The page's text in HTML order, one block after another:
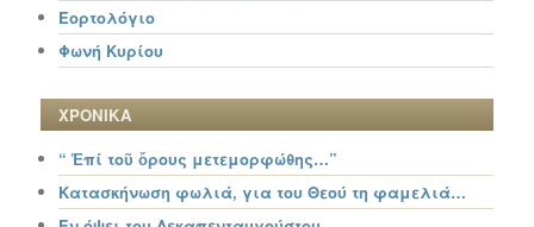
Εορτολόγιο
Φωνή Κυρίου
ΧΡΟΝΙΚΑ
“ Ἐπί τοῦ ὄρους μετεμορφώθης…”
Κατασκήνωση φωλιά, για του Θεού τη φαμελιά…